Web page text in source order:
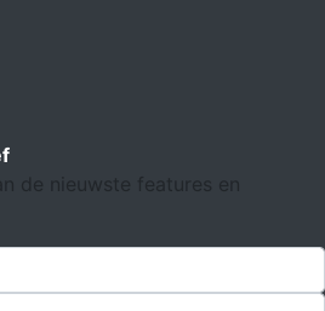
de nieuwste features en